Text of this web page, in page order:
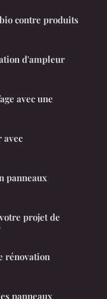
contre produits
d'ampleur
avec une
avec
panneaux
projet de
rénovation
panneaux